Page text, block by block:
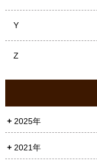
Y
Z
2025年
2021年